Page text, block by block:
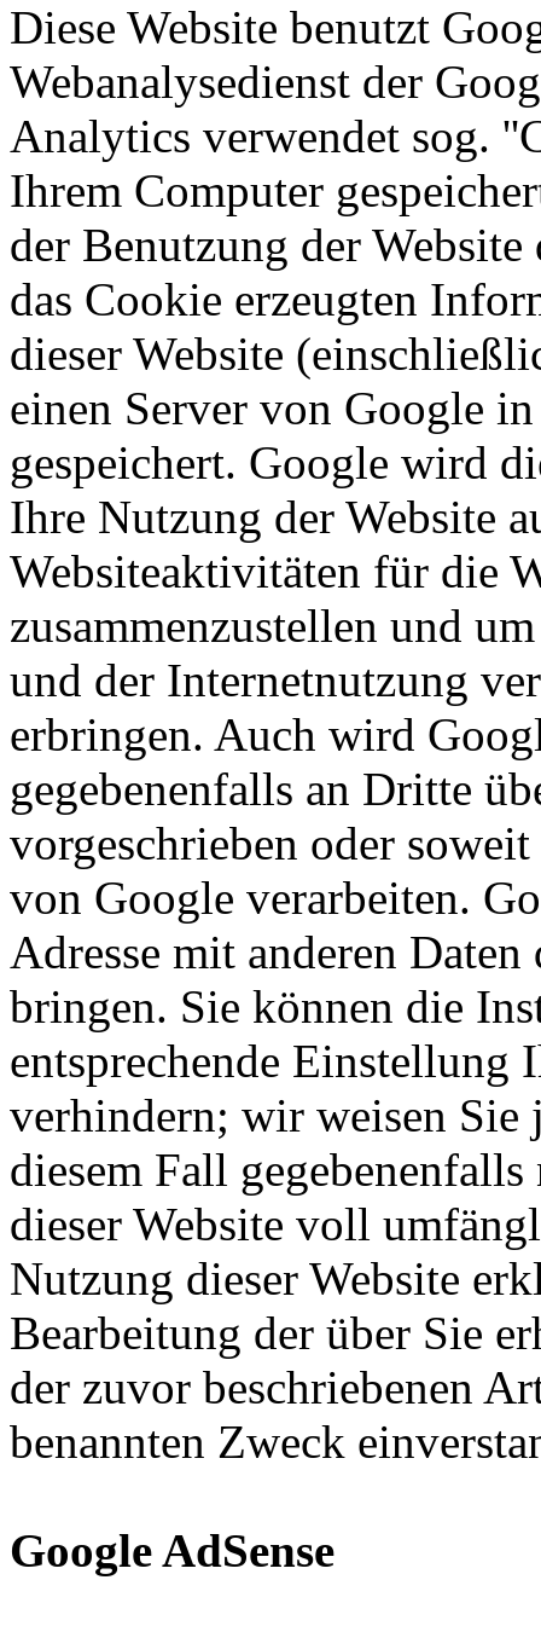
Diese Website benutzt
Webanalysedienst der
Analytics verwendet sog.
Ihrem Computer
der Benutzung der
das Cookie erzeugten
dieser Website
einen Server von Google
gespeichert. Google wird
Ihre Nutzung der Website
Websiteaktivitäten für die
zusammenzustellen und
und der Internetnutzung
erbringen. Auch wird
gegebenenfalls an Dritte
vorgeschrieben oder
von Google verarbeiten.
Adresse mit anderen
bringen. Sie können die
entsprechende Einstellung
verhindern; wir weisen Sie
diesem Fall
dieser Website voll
Nutzung dieser Website
Bearbeitung der über Sie
der zuvor beschriebenen
benannten Zweck
Google AdSense